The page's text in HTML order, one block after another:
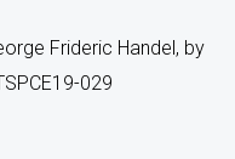
Frideric Handel, by
029